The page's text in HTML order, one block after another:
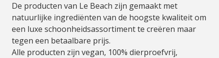
De producten van Le Beach zijn gemaakt met
natuurlijke ingrediënten van de hoogste kwaliteit om
een luxe schoonheidsassortiment te creëren maar
tegen een betaalbare prijs.
Alle producten zijn vegan, 100% dierproefvrij,